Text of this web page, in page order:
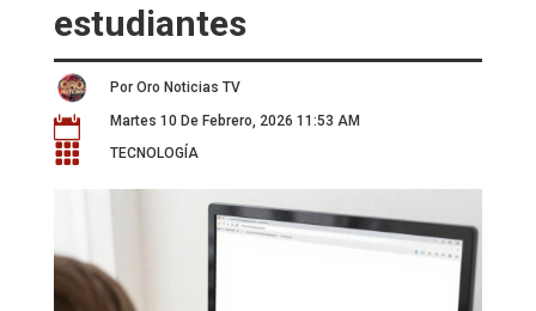
estudiantes
Por Oro Noticias TV
 Martes 10 De Febrero, 2026 11:53 AM
 TECNOLOGÍA